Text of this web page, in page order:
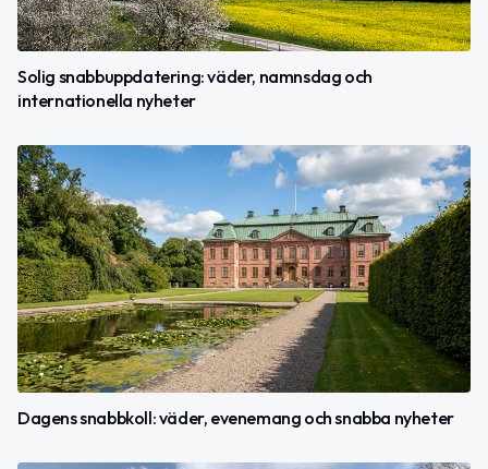
Solig snabbuppdatering: väder, namnsdag och
internationella nyheter
Dagens snabbkoll: väder, evenemang och snabba nyheter